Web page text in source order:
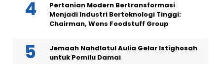
Pertanian Modern Bertransformasi
Menjadi Industri Berteknologi Tinggi:
Chairman, Wens Foodstuff Group
Jemaah Nahdlatul Aulia Gelar Istighosah
untuk Pemilu Damai